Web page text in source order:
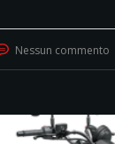
Nessun commento